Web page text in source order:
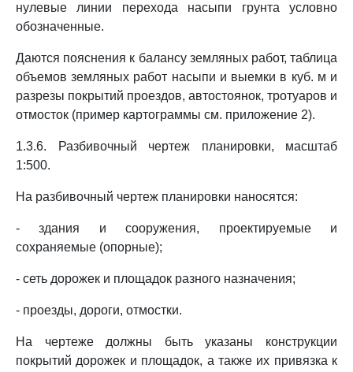
нулевые линии перехода насыпи грунта условно
обозначенные.
Даются пояснения к балансу земляных работ, таблица
объемов земляных работ насыпи и выемки в куб. м и
разрезы покрытий проездов, автостоянок, тротуаров и
отмосток (пример картограммы см. приложение 2).
1.3.6. Разбивочный чертеж планировки, масштаб
1:500.
На разбивочный чертеж планировки наносятся:
- здания и сооружения, проектируемые и
сохраняемые (опорные);
- сеть дорожек и площадок разного назначения;
- проезды, дороги, отмостки.
На чертеже должны быть указаны конструкции
покрытий дорожек и площадок, а также их привязка к